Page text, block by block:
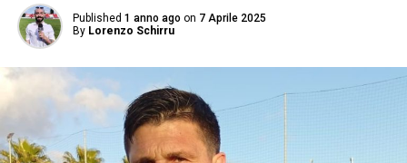
Published 1 anno ago on 7 Aprile 2025
By Lorenzo Schirru